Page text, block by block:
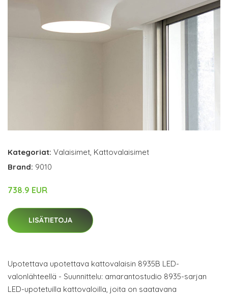
Kategoriat: Valaisimet, Kattovalaisimet
Brand: 9010
738.9 EUR
LISÄTIETOJA
Upotettava upotettava kattovalaisin 8935B LED-
valonlähteellä - Suunnittelu: amarantostudio 8935-sarjan
LED-upotetuilla kattovaloilla, joita on saatavana